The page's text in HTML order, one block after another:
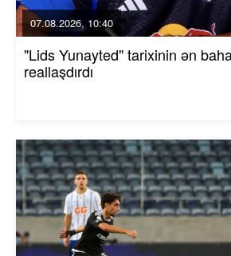
07.08.2026, 10:40
"Lids Yunayted" tarixinin ən
reallaşdırdı